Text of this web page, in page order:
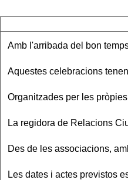
Amb l'arribada del bon
Aquestes celebracions
Organitzades per les
La regidora de Relacions
Des de les associacions,
Les dates i actes previstos